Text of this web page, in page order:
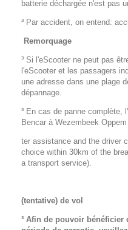
batterie déchargée n'est pas
³ Par accident, on entend:
Remorquage
³ Si l'eScooter ne peut pas
l'eScooter et les passagers
une adresse dans une plage
dépannage.
³ En cas de panne complète,
Bencar à Wezembeek
ter assistance and the driver
choice within 30km of the
a transport service).
(tentative) de vol
³ Afin de pouvoir